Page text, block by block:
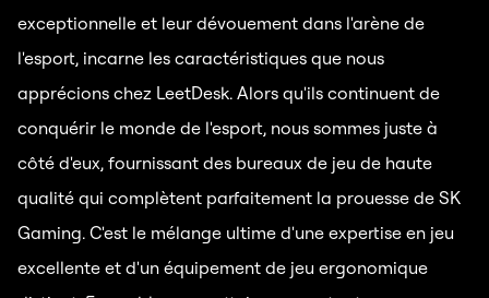
exceptionnelle et leur dévouement dans l'arène de
l'esport, incarne les caractéristiques que nous
apprécions chez LeetDesk. Alors qu'ils continuent de
conquérir le monde de l'esport, nous sommes juste à
côté d'eux, fournissant des bureaux de jeu de haute
qualité qui complètent parfaitement la prouesse de SK
Gaming. C'est le mélange ultime d'une expertise en jeu
excellente et d'un équipement de jeu ergonomique